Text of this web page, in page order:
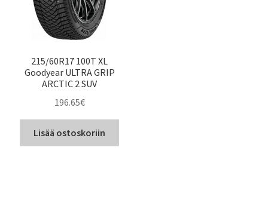
215/60R17 100T XL
Goodyear ULTRA GRIP
ARCTIC 2 SUV
196.65€
Lisää ostoskoriin